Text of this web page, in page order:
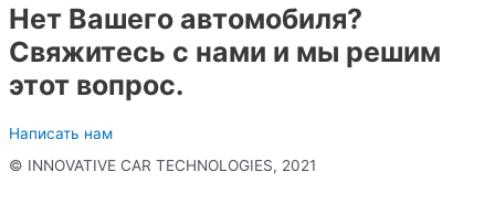
Нет Вашего автомобиля?
Свяжитесь с нами и мы решим
этот вопрос.
Написать нам
© INNOVATIVE CAR TECHNOLOGIES, 2021